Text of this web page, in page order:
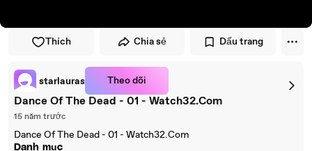
Thích Chia sẻ Dấu trang
starlauras Theo dõi
Dance Of The Dead - 01 - Watch32.Com
15 năm trước
Dance Of The Dead - 01 - Watch32.Com
Danh mục